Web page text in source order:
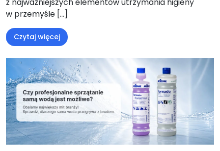
z najważniejszych elementów utrzymania higieny
w przemyśle […]
Czytaj więcej